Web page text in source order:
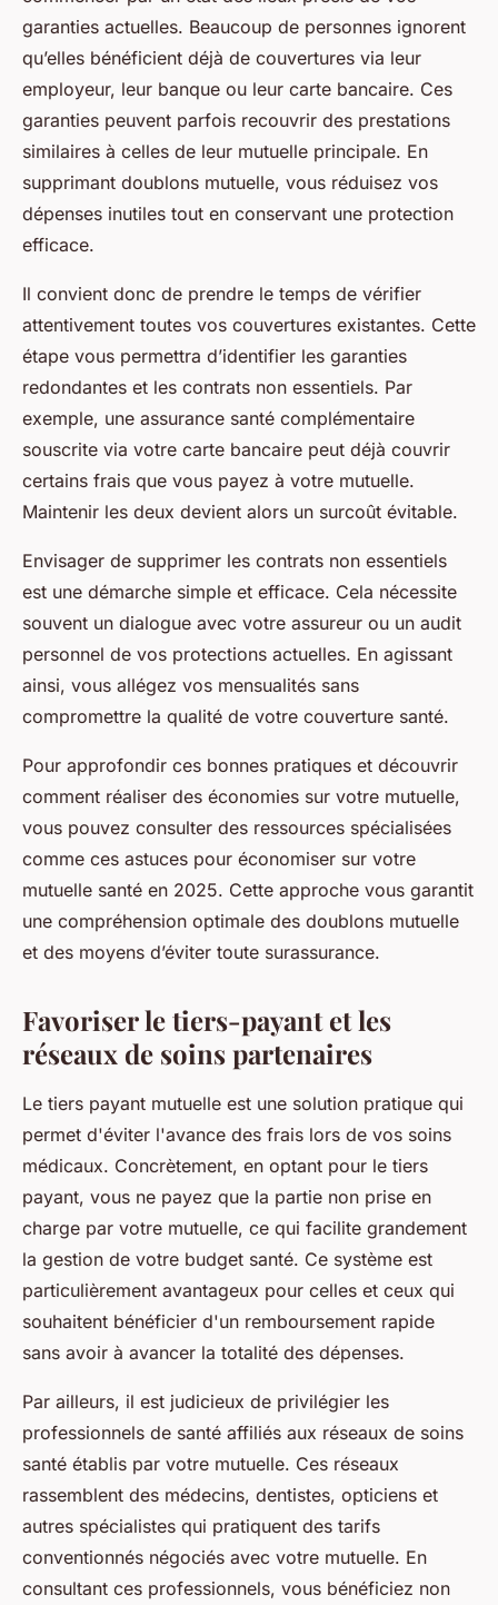
garanties actuelles. Beaucoup de personnes ignorent
qu’elles bénéficient déjà de couvertures via leur
employeur, leur banque ou leur carte bancaire. Ces
garanties peuvent parfois recouvrir des prestations
similaires à celles de leur mutuelle principale. En
supprimant doublons mutuelle, vous réduisez vos
dépenses inutiles tout en conservant une protection
efficace.
Il convient donc de prendre le temps de vérifier
attentivement toutes vos couvertures existantes. Cette
étape vous permettra d’identifier les garanties
redondantes et les contrats non essentiels. Par
exemple, une assurance santé complémentaire
souscrite via votre carte bancaire peut déjà couvrir
certains frais que vous payez à votre mutuelle.
Maintenir les deux devient alors un surcoût évitable.
Envisager de supprimer les contrats non essentiels
est une démarche simple et efficace. Cela nécessite
souvent un dialogue avec votre assureur ou un audit
personnel de vos protections actuelles. En agissant
ainsi, vous allégez vos mensualités sans
compromettre la qualité de votre couverture santé.
Pour approfondir ces bonnes pratiques et découvrir
comment réaliser des économies sur votre mutuelle,
vous pouvez consulter des ressources spécialisées
comme ces astuces pour économiser sur votre
mutuelle santé en 2025. Cette approche vous garantit
une compréhension optimale des doublons mutuelle
et des moyens d’éviter toute surassurance.
Favoriser le tiers-payant et les
réseaux de soins partenaires
Le tiers payant mutuelle est une solution pratique qui
permet d'éviter l'avance des frais lors de vos soins
médicaux. Concrètement, en optant pour le tiers
payant, vous ne payez que la partie non prise en
charge par votre mutuelle, ce qui facilite grandement
la gestion de votre budget santé. Ce système est
particulièrement avantageux pour celles et ceux qui
souhaitent bénéficier d'un remboursement rapide
sans avoir à avancer la totalité des dépenses.
Par ailleurs, il est judicieux de privilégier les
professionnels de santé affiliés aux réseaux de soins
santé établis par votre mutuelle. Ces réseaux
rassemblent des médecins, dentistes, opticiens et
autres spécialistes qui pratiquent des tarifs
conventionnés négociés avec votre mutuelle. En
consultant ces professionnels, vous bénéficiez non